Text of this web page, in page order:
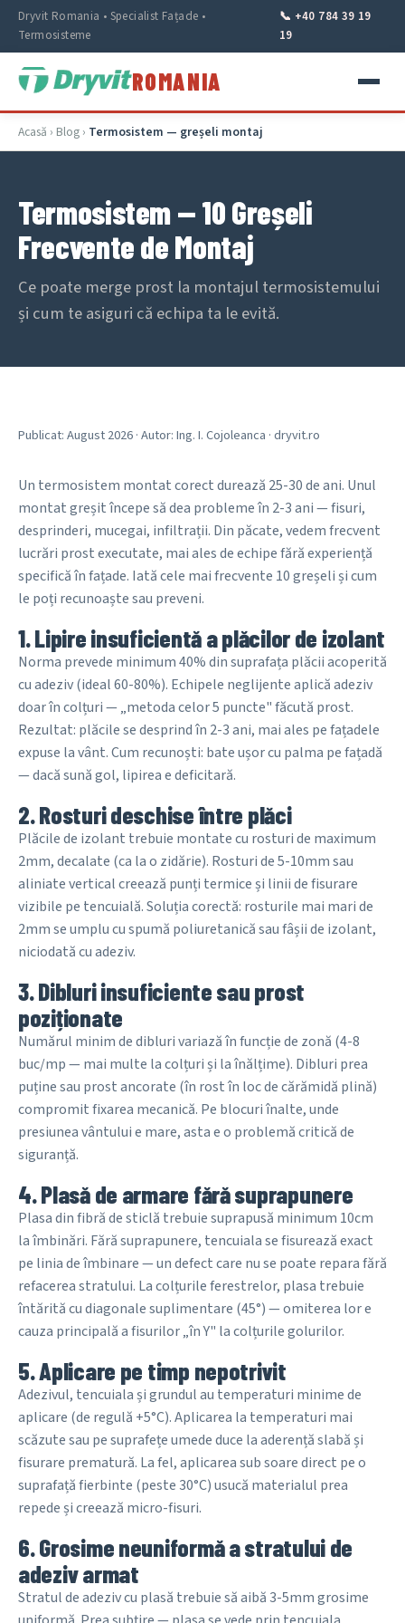
Dryvit Romania • Specialist Fațade •
Termosisteme
📞 +40 784 39 19
19
ROMANIA
Acasă › Blog › Termosistem — greșeli montaj
Termosistem — 10 Greșeli
Frecvente de Montaj
Ce poate merge prost la montajul termosistemului
și cum te asiguri că echipa ta le evită.
Publicat: August 2026 · Autor: Ing. I. Cojoleanca · dryvit.ro
Un termosistem montat corect durează 25-30 de ani. Unul
montat greșit începe să dea probleme în 2-3 ani — fisuri,
desprinderi, mucegai, infiltrații. Din păcate, vedem frecvent
lucrări prost executate, mai ales de echipe fără experiență
specifică în fațade. Iată cele mai frecvente 10 greșeli și cum
le poți recunoaște sau preveni.
1. Lipire insuficientă a plăcilor de izolant
Norma prevede minimum 40% din suprafața plăcii acoperită
cu adeziv (ideal 60-80%). Echipele neglijente aplică adeziv
doar în colțuri — „metoda celor 5 puncte" făcută prost.
Rezultat: plăcile se desprind în 2-3 ani, mai ales pe fațadele
expuse la vânt. Cum recunoști: bate ușor cu palma pe fațadă
— dacă sună gol, lipirea e deficitară.
2. Rosturi deschise între plăci
Plăcile de izolant trebuie montate cu rosturi de maximum
2mm, decalate (ca la o zidărie). Rosturi de 5-10mm sau
aliniate vertical creează punți termice și linii de fisurare
vizibile pe tencuială. Soluția corectă: rosturile mai mari de
2mm se umplu cu spumă poliuretanică sau fâșii de izolant,
niciodată cu adeziv.
3. Dibluri insuficiente sau prost
poziționate
Numărul minim de dibluri variază în funcție de zonă (4-8
buc/mp — mai multe la colțuri și la înălțime). Dibluri prea
puține sau prost ancorate (în rost în loc de cărămidă plină)
compromit fixarea mecanică. Pe blocuri înalte, unde
presiunea vântului e mare, asta e o problemă critică de
siguranță.
4. Plasă de armare fără suprapunere
Plasa din fibră de sticlă trebuie suprapusă minimum 10cm
la îmbinări. Fără suprapunere, tencuiala se fisurează exact
pe linia de îmbinare — un defect care nu se poate repara fără
refacerea stratului. La colțurile ferestrelor, plasa trebuie
întărită cu diagonale suplimentare (45°) — omiterea lor e
cauza principală a fisurilor „în Y" la colțurile golurilor.
5. Aplicare pe timp nepotrivit
Adezivul, tencuiala și grundul au temperaturi minime de
aplicare (de regulă +5°C). Aplicarea la temperaturi mai
scăzute sau pe suprafețe umede duce la aderență slabă și
fisurare prematură. La fel, aplicarea sub soare direct pe o
suprafață fierbinte (peste 30°C) usucă materialul prea
repede și creează micro-fisuri.
6. Grosime neuniformă a stratului de
adeziv armat
Stratul de adeziv cu plasă trebuie să aibă 3-5mm grosime